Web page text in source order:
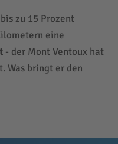
zu 15 Prozent
eine
- der Mont Ventoux hat
Was bringt er den